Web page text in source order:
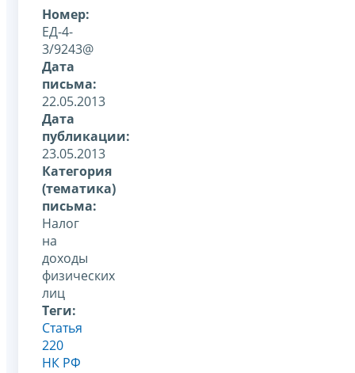
Номер:
ЕД-4-
3/9243@
Дата
письма:
22.05.2013
Дата
публикации:
23.05.2013
Категория
(тематика)
письма:
Налог
на
доходы
физических
лиц
Теги:
Статья
220
НК РФ